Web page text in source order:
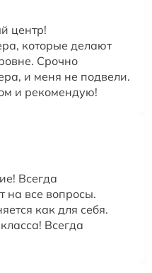
центр!
которые делают
Срочно
и меня не подвели.
и рекомендую!
Всегда
на все вопросы.
как для себя.
Всегда